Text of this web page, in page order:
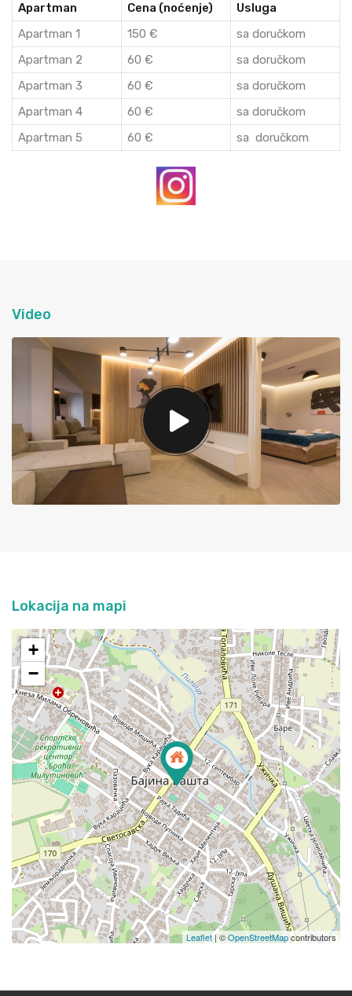
Apartman Cena (noćenje)
Usluga
Apartman 1
150 €
sa doručkom
Apartman 2
60 €
sa doručkom
Apartman 3
60 €
sa doručkom
Apartman 4
60 €
sa doručkom
Apartman 5
60 € sa doručkom
Video
Lokacija na mapi
+
−
Leaflet| ©OpenStreetMapcontributors